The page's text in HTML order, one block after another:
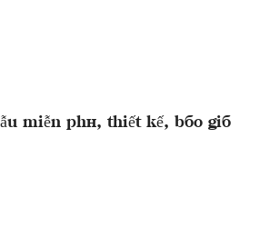
miễn phí, thiết kế, báo giá